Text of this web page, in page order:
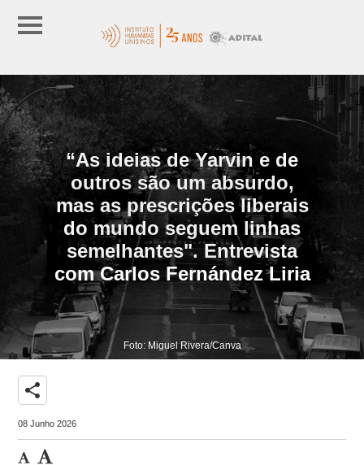
“As ideias de Yarvin e de
outros são um absurdo,
mas as prescrições liberais
do mundo seguem linhas
semelhantes". Entrevista
com Carlos Fernández Liria
Foto: Miguel Rivera/Canva
share
08 Junho 2026